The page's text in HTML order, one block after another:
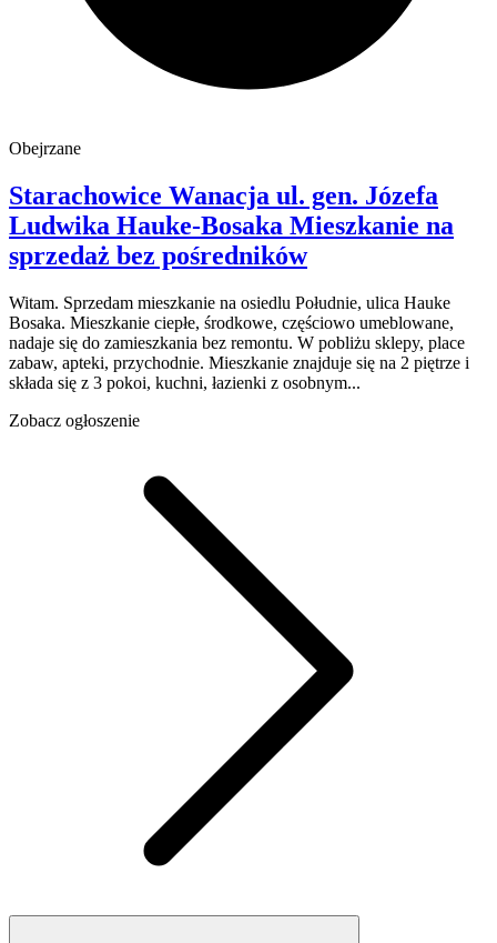
Obejrzane
Starachowice Wanacja ul. gen. Józefa
Ludwika Hauke-Bosaka Mieszkanie na
sprzedaż bez pośredników
Witam. Sprzedam mieszkanie na osiedlu Południe, ulica Hauke
Bosaka. Mieszkanie ciepłe, środkowe, częściowo umeblowane,
nadaje się do zamieszkania bez remontu. W pobliżu sklepy, place
zabaw, apteki, przychodnie. Mieszkanie znajduje się na 2 piętrze i
składa się z 3 pokoi, kuchni, łazienki z osobnym...
Zobacz ogłoszenie